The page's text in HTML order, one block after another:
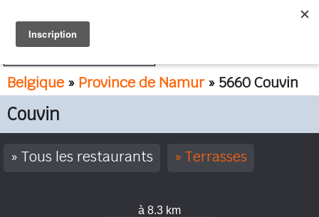
Belgique » Province de Namur» 5660 Couvin
Couvin
Tous les restaurants Terrasses
à 8.3 km